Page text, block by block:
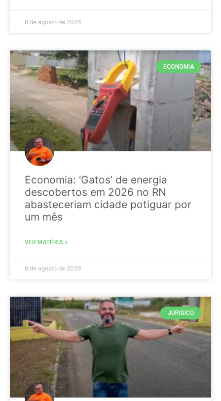
8 de agosto de 2026
ECONOMIA
Economia: ‘Gatos’ de energia
descobertos em 2026 no RN
abasteceriam cidade potiguar por
um mês
VER MATÉRIA »
8 de agosto de 2026
JURIDICO